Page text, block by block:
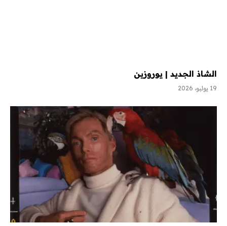
الشاذ الجديد | يوروزين
19 يوليو، 2026